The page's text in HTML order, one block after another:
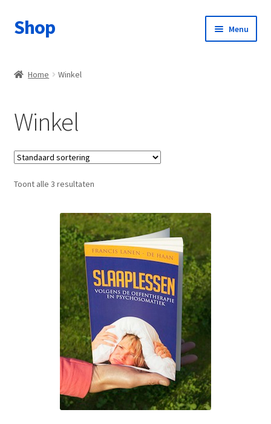
Ga
door
navigatie
Ga
naar
inhoud
Shop Menu
bedankt
Contact
Mijn account
Winkelmand
Home Winkel
Winkel
Toont alle 3 resultaten